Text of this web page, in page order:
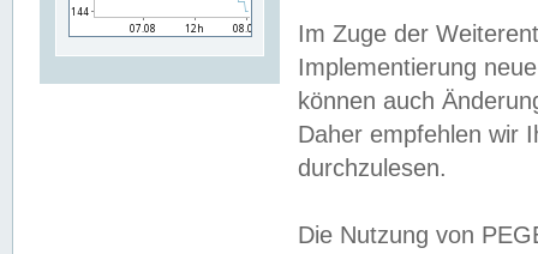
Im Zuge der
Implementierung
können auch
Daher empfehlen wir
durchzulesen.
Die Nutzung von